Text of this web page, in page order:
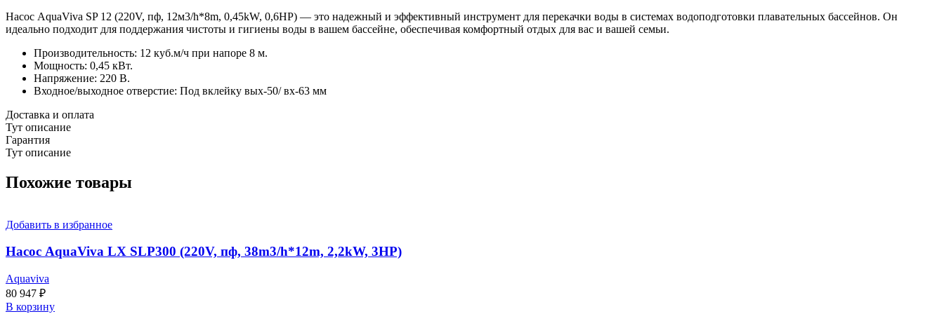
Насос AquaViva SP 12 (220V, пф, 12м3/h*8m, 0,45kW, 0,6HP) — это надежный и эффективный инструмент для перекачки воды в системах водоподготовки плавательных бассейнов. Он
идеально подходит для поддержания чистоты и гигиены воды в вашем бассейне, обеспечивая комфортный отдых для вас и вашей семьи.
Производительность: 12 куб.м/ч при напоре 8 м.
Мощность: 0,45 кВт.
Напряжение: 220 В.
Входное/выходное отверстие: Под вклейку вых-50/ вх-63 мм
Доставка и оплата
Тут описание
Гарантия
Тут описание
Похожие товары
Добавить в избранное
Насос AquaViva LX SLP300 (220V, пф, 38m3/h*12m, 2,2kW, 3HP)
Aquaviva
80 947 ₽
В корзину